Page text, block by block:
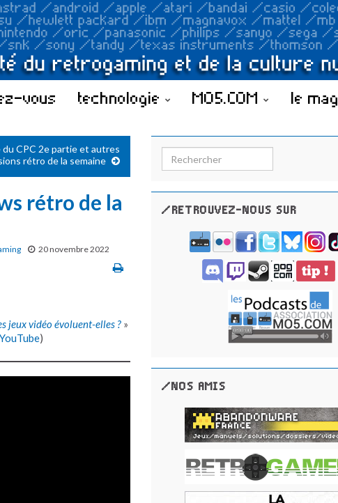
vous technologie MO5.COM le mag
du CPC 2e partie et autres
rétro de la semaine
rétro de la
20 novembre 2022
jeux vidéo évoluent-elles ? »
YouTube)
Search for:
/RETROUVEZ-NOUS SUR
/NOS AMIS